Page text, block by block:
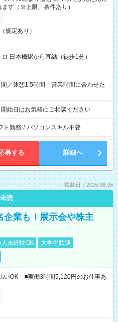
す（※上限、条件あり）
規定あり）
日本橋駅から直結（徒歩1分）
始日はお気軽にご相談ください
ト勤務 / パソコンスキル不要
募する 詳細へ
掲載日：2026.08.06
未読
企業も！展示会や株主
人未経験OK
大学生歓迎
OK ■実働3時間5,120円のお仕事あ